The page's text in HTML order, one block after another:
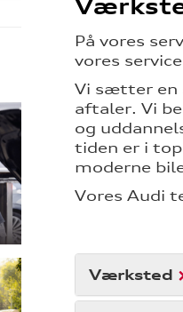
På vores
vores
Vi sætter en
aftaler. Vi
og
tiden er i
moderne
Vores Audi
Værksted